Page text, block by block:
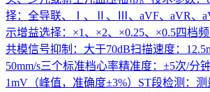
择：全导联、Ⅰ、Ⅱ、Ⅲ、aVF、aVR、
示增益选择：×1、×2、×0.25、×0.5四档
共模信号抑制：大于70dB扫描速度：
50mm/s三个标准档心率精准度：±5次/分
1mV（峰值，准确度±3%）ST段检测：测